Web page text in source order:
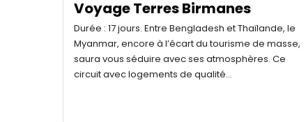
Voyage Terres Birmanes
Durée : 17 jours. Entre Bengladesh et Thaïlande, le
Myanmar, encore à l’écart du tourisme de masse,
saura vous séduire avec ses atmosphères. Ce
circuit avec logements de qualité…